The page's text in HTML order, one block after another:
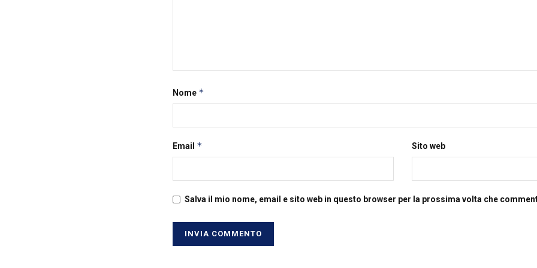
Nome *
Email * Sito web
Salva il mio nome, email e sito web in questo browser per la prossima volta che